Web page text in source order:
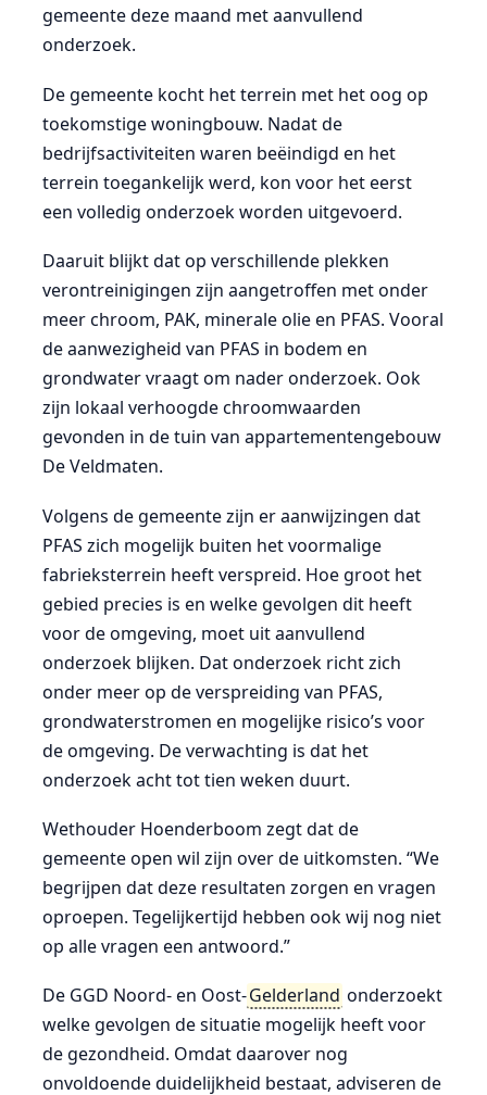
gemeente deze maand met aanvullend
onderzoek.
De gemeente kocht het terrein met het oog op
toekomstige woningbouw. Nadat de
bedrijfsactiviteiten waren beëindigd en het
terrein toegankelijk werd, kon voor het eerst
een volledig onderzoek worden uitgevoerd.
Daaruit blijkt dat op verschillende plekken
verontreinigingen zijn aangetroffen met onder
meer chroom, PAK, minerale olie en PFAS. Vooral
de aanwezigheid van PFAS in bodem en
grondwater vraagt om nader onderzoek. Ook
zijn lokaal verhoogde chroomwaarden
gevonden in de tuin van appartementengebouw
De Veldmaten.
Volgens de gemeente zijn er aanwijzingen dat
PFAS zich mogelijk buiten het voormalige
fabrieksterrein heeft verspreid. Hoe groot het
gebied precies is en welke gevolgen dit heeft
voor de omgeving, moet uit aanvullend
onderzoek blijken. Dat onderzoek richt zich
onder meer op de verspreiding van PFAS,
grondwaterstromen en mogelijke risico’s voor
de omgeving. De verwachting is dat het
onderzoek acht tot tien weken duurt.
Wethouder Hoenderboom zegt dat de
gemeente open wil zijn over de uitkomsten. “We
begrijpen dat deze resultaten zorgen en vragen
oproepen. Tegelijkertijd hebben ook wij nog niet
op alle vragen een antwoord.”
De GGD Noord- en Oost-Gelderland onderzoekt
welke gevolgen de situatie mogelijk heeft voor
de gezondheid. Omdat daarover nog
onvoldoende duidelijkheid bestaat, adviseren de